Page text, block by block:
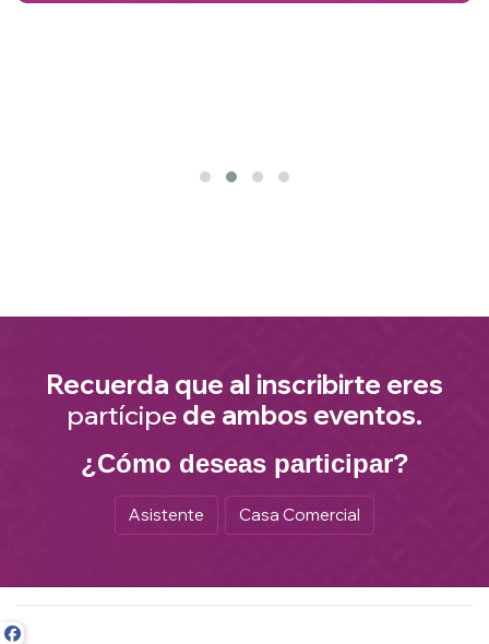
Recuerda que al inscribirte eres
partícipe de ambos eventos.
¿Cómo deseas participar?
Asistente Casa Comercial